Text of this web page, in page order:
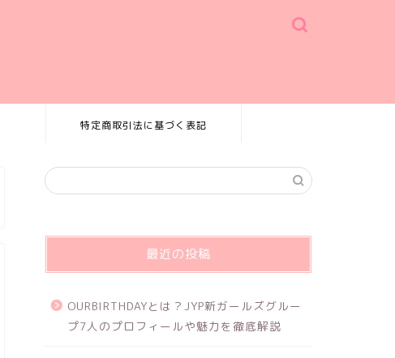
特定商取引法に基づく表記
最近の投稿
OURBIRTHDAYとは？JYP新ガールズグルー
プ7人のプロフィールや魅力を徹底解説